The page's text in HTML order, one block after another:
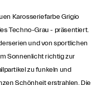
Karosseriefarbe Grigio
Techno-Grau - präsentiert.
und von sportlichen
Sonnenlicht richtig zur
zu funkeln und
Schönheit erstrahlen. Die